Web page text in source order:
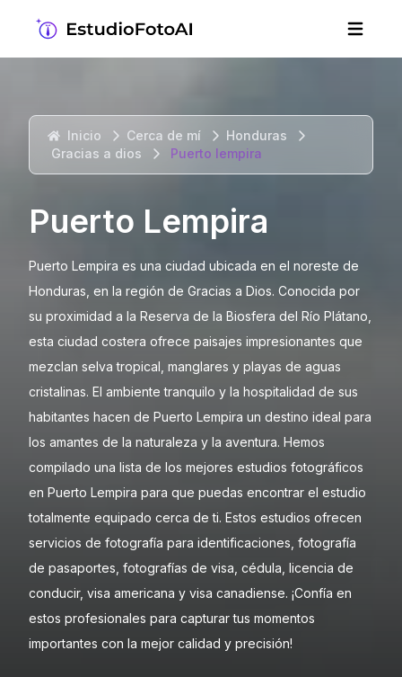
Inicio Cerca de mí
Honduras
Gracias a dios
Puerto lempira
Puerto Lempira
Puerto Lempira es una ciudad ubicada en el noreste de
Honduras, en la región de Gracias a Dios. Conocida por
su proximidad a la Reserva de la Biosfera del Río Plátano,
esta ciudad costera ofrece paisajes impresionantes que
mezclan selva tropical, manglares y playas de aguas
cristalinas. El ambiente tranquilo y la hospitalidad de sus
habitantes hacen de Puerto Lempira un destino ideal para
los amantes de la naturaleza y la aventura. Hemos
compilado una lista de los mejores estudios fotográficos
en Puerto Lempira para que puedas encontrar el estudio
totalmente equipado cerca de ti. Estos estudios ofrecen
servicios de fotografía para identificaciones, fotografía
de pasaportes, fotografías de visa, cédula, licencia de
conducir, visa americana y visa canadiense. ¡Confía en
estos profesionales para capturar tus momentos
importantes con la mejor calidad y precisión!